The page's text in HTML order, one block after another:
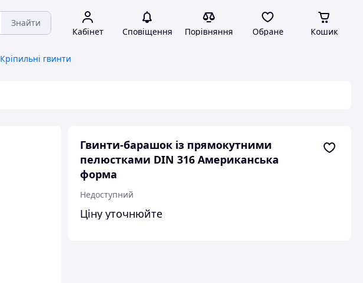
Знайти
Кабінет Сповіщення Порівняння Обране Кошик
Кріпильні гвинти
Гвинти-барашок із прямокутними
пелюстками DIN 316 Американська
форма
Недоступний
Ціну уточнюйте